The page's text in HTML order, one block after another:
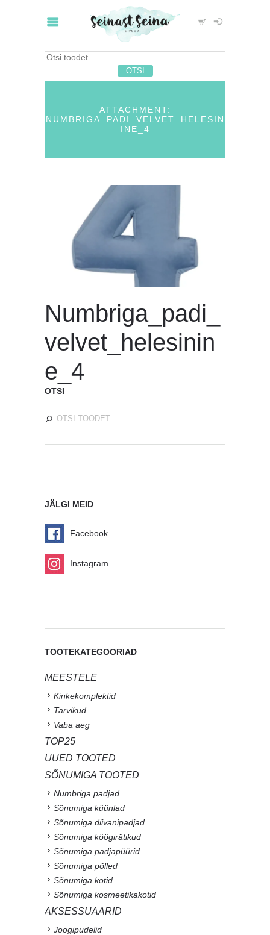
ATTACHMENT:
NUMBRIGA_PADI_VELVET_HELESIN
INE_4
Numbriga_padi_
velvet_helesinin
e_4
OTSI
JÄLGI MEID
Facebook
Instagram
TOOTEKATEGOORIAD
MEESTELE
Kinkekomplektid
Tarvikud
Vaba aeg
TOP25
UUED TOOTED
SÕNUMIGA TOOTED
Numbriga padjad
Sõnumiga küünlad
Sõnumiga diivanipadjad
Sõnumiga köögirätikud
Sõnumiga padjapüürid
Sõnumiga põlled
Sõnumiga kotid
Sõnumiga kosmeetikakotid
AKSESSUAARID
Joogipudelid